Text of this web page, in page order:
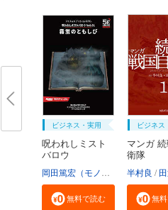
ビジネス・実用
呪われしミスト
バロウ
宮﨑樹
無料で読む
ビジネス
マンガ
衛隊
半村良
無